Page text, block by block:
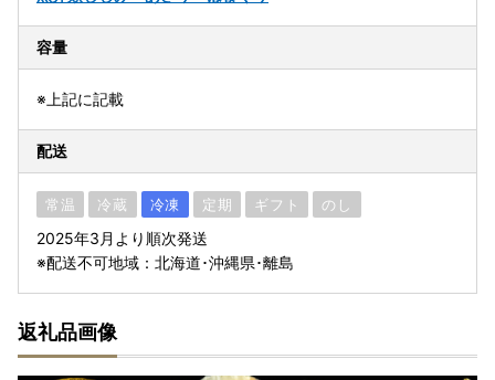
容量
※上記に記載
配送
常温 冷蔵 冷凍 定期 ギフト のし
2025年3月より順次発送
※配送不可地域：北海道･沖縄県･離島
返礼品画像